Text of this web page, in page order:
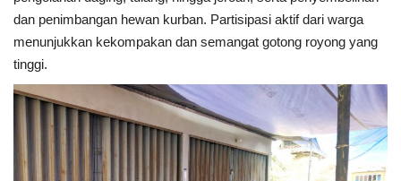
dan penimbangan hewan kurban. Partisipasi aktif dari warga
menunjukkan kekompakan dan semangat gotong royong yang
tinggi.